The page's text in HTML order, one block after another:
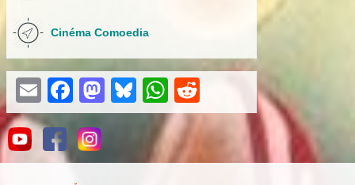
Cinéma Comoedia
EmailFacebook
Mastodon
Bluesky
WhatsApp
Reddit